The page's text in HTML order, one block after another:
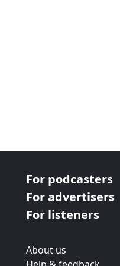
For podcasters
For advertisers
For listeners
About us